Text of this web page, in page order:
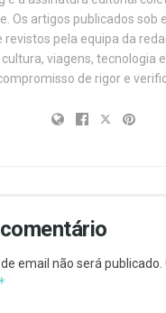
Os artigos publicados sob
revistos pela equipa da
viagens, tecnologia
de rigor e
email não será publicado.